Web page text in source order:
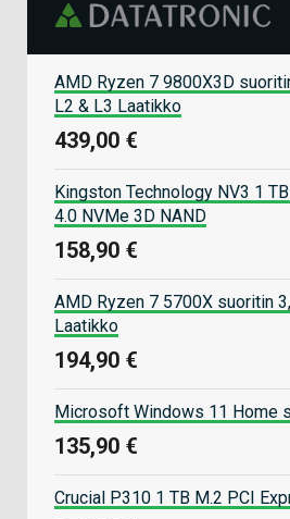
AMD Ryzen 7 9800X3D
L2 & L3 Laatikko
439,00 €
Kingston Technology NV3 1
4.0 NVMe 3D NAND
158,90 €
AMD Ryzen 7 5700X suoritin
Laatikko
194,90 €
Microsoft Windows 11 Home
135,90 €
Crucial P310 1 TB M.2 PCI